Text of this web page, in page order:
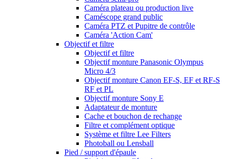
Caméra plateau ou production live
Caméscope grand public
Caméra PTZ et Pupitre de contrôle
Caméra 'Action Cam'
Objectif et filtre
Objectif et filtre
Objectif monture Panasonic Olympus
Micro 4/3
Objectif monture Canon EF-S, EF et RF-S
RF et PL
Objectif monture Sony E
Adaptateur de monture
Cache et bouchon de rechange
Filtre et complément optique
Système et filtre Lee Filters
Photoball ou Lensball
Pied / support d'épaule